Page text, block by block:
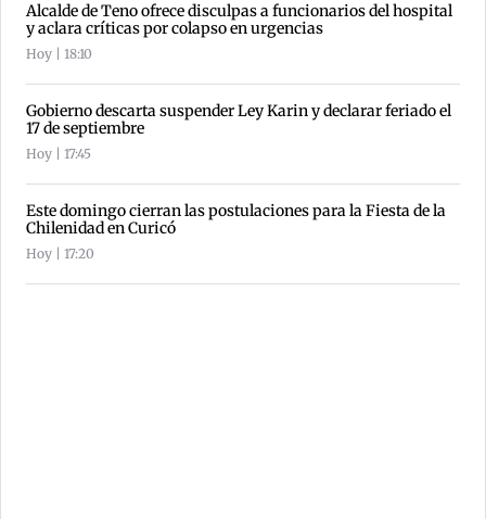
Alcalde de Teno ofrece disculpas a funcionarios del hospital
y aclara críticas por colapso en urgencias
Hoy | 18:10
Gobierno descarta suspender Ley Karin y declarar feriado el
17 de septiembre
Hoy | 17:45
Este domingo cierran las postulaciones para la Fiesta de la
Chilenidad en Curicó
Hoy | 17:20